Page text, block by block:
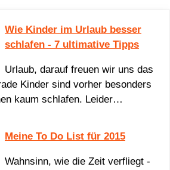
Wie Kinder im Urlaub besser
schlafen - 7 ultimative Tipps
Urlaub, darauf freuen wir uns das
Kinder sind vorher besonders
kaum schlafen. Leider…
Meine To Do List für 2015
Wahnsinn, wie die Zeit verfliegt -